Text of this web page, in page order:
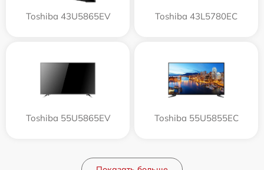
Toshiba 43U5865EV Toshiba 43L5780EC
Toshiba 55U5865EV Toshiba 55U5855EC